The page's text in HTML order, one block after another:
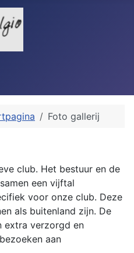
Foto gallerij
club. Het bestuur en de
een vijftal
voor onze club. Deze
als buitenland zijn. De
extra verzorgd en
aan